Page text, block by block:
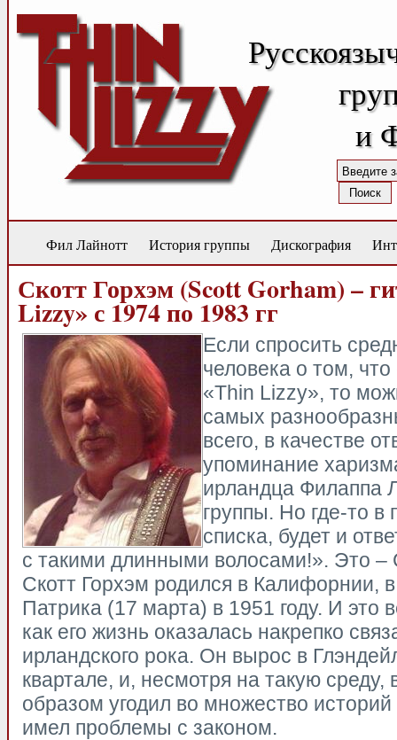
и
Фил Лайнотт История группы Дискография
Скотт Горхэм (Scott Gorham) –
Lizzy» с 1974 по 1983 гг
Если спросить
человека о том, что
«Thin Lizzy», то
самых
всего, в качестве
упоминание
ирландца Филаппа
группы. Но где-то в
списка, будет и
с такими длинными волосами!». Это –
Скотт Горхэм родился в Калифорнии,
Патрика (17 марта) в 1951 году. И это
как его жизнь оказалась накрепко
ирландского рока. Он вырос в
квартале, и, несмотря на такую среду,
образом угодил во множество
имел проблемы с законом.